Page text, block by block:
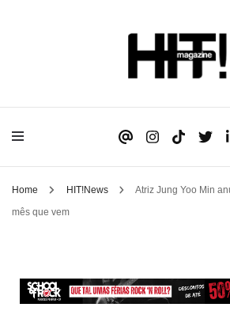
Home HIT!News
Atriz Jung Yoo Min
mês que vem